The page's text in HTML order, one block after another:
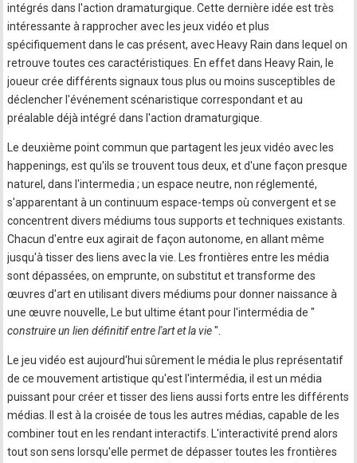
intégrés dans l'action dramaturgique. Cette dernière idée est très
intéressante à rapprocher avec les jeux vidéo et plus
spécifiquement dans le cas présent, avec Heavy Rain dans lequel on
retrouve toutes ces caractéristiques. En effet dans Heavy Rain, le
joueur crée différents signaux tous plus ou moins susceptibles de
déclencher l'événement scénaristique correspondant et au
préalable déjà intégré dans l'action dramaturgique.
Le deuxième point commun que partagent les jeux vidéo avec les
happenings, est qu'ils se trouvent tous deux, et d'une façon presque
naturel, dans l'intermedia ; un espace neutre, non réglementé,
s'apparentant à un continuum espace-temps où convergent et se
concentrent divers médiums tous supports et techniques existants.
Chacun d'entre eux agirait de façon autonome, en allant même
jusqu'à tisser des liens avec la vie. Les frontières entre les média
sont dépassées, on emprunte, on substitut et transforme des
œuvres d'art en utilisant divers médiums pour donner naissance à
une œuvre nouvelle, Le but ultime étant pour l'intermédia de "
construire un lien définitif entre l'art et la vie".
Le jeu vidéo est aujourd'hui sûrement le média le plus représentatif
de ce mouvement artistique qu'est l'intermédia, il est un média
puissant pour créer et tisser des liens aussi forts entre les différents
médias. Il est à la croisée de tous les autres médias, capable de les
combiner tout en les rendant interactifs. L'interactivité prend alors
tout son sens lorsqu'elle permet de dépasser toutes les frontières